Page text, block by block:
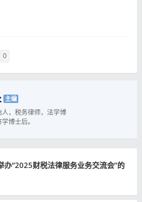
0
主编
人，税务律师，法学博
博士后。
办“2025财税法律服务业务交流会”的